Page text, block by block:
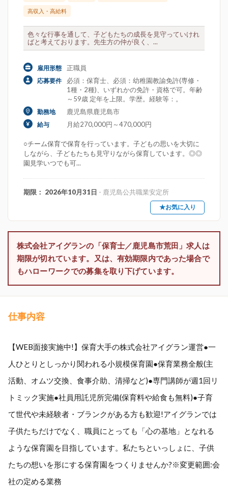
高収入・高給料
色々な行事を通して、子どもたちの成長を見守っていけれ
ばと考えております。先生方の仲が良く、...
雇用形態 正職員
応募要件
必須：保育士、必須：幼稚園教諭免許(専修・
1種・2種)、いずれかの免許・資格で可。年齢
～59歳 定年を上限。学歴。経験等：。
勤務地 鹿児島県鹿児島市
給与 月給270,000円～470,000円
○チーム保育で保育を行っています。子どもの思いを大切に
しながら、子どもたちも見守りながら保育しています。◎◎
園見学いつでも可...
期限： 2026年10月31日 - 鹿児島公共職業安定所
★お気に入り
株式会社アイグランの「保育士／鹿児島市荒田」求人は
期限が切れています。又は、有効期限内であった場合で
もハローワークでの募集を取り下げています。
仕事内容
【WEB面接実施中!】保育大手の株式会社アイグラン運営●一
人ひとりとしっかり関われる小規模保育園●保育業務全般(主
活動、オムツ交換、食事介助、清掃など)●専門講師が週1回リ
トミック実施●社員用託児所完備(保育料や給食も無料)●子育
て世代や未経験者・ブランクがある方も歓迎!アイグランでは
子供たちだけでなく、職員にとっても「心の基地」となれる
ような保育園を目指しています。私たちといっしょに、子供
たちの想いを形にする保育園をつくりませんか?※変更範囲:会
社の定める業務